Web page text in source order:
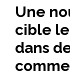
Une
cible
dans